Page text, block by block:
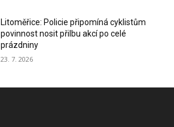
Litoměřice: Policie připomíná cyklistům
povinnost nosit přilbu akcí po celé
prázdniny
23. 7. 2026